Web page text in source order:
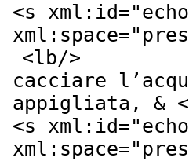
<s xml:id="
xml:space="
<lb/>
cacciare
appigliata, &
<s xml:id="
xml:space="